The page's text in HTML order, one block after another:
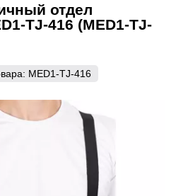
отдел
TJ-416 (MED1-TJ-
MED1-TJ-416